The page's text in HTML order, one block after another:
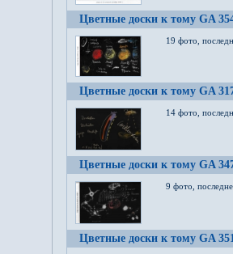
Цветные доски к тому GA
19 фото,
Цветные доски к тому GA
14 фото,
Цветные доски к тому GA
9 фото,
Цветные доски к тому GA